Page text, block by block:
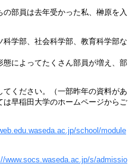
部員は去年受かった私、榊原を入
学部、社会科学部、教育科学部な
によってたくさん部員が増え、部
ください。（一部昨年の資料があ
早稲田大学のホームページからご
school/module
www.socs.waseda.ac.jp/s/admissio